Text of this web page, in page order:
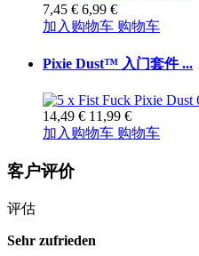
7,45 € 6,99 €
加入购物车 购物车
Pixie Dust™ 入门套件 ...
14,49 € 11,99 €
加入购物车 购物车
客户评价
评估
Sehr zufrieden